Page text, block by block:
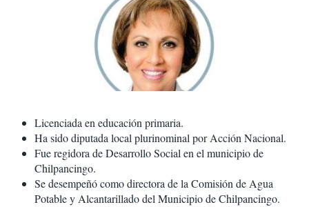
Licenciada en educación primaria.
Ha sido diputada local plurinominal por Acción Nacional.
Fue regidora de Desarrollo Social en el municipio de
Chilpancingo.
Se desempeñó como directora de la Comisión de Agua
Potable y Alcantarillado del Municipio de Chilpancingo.